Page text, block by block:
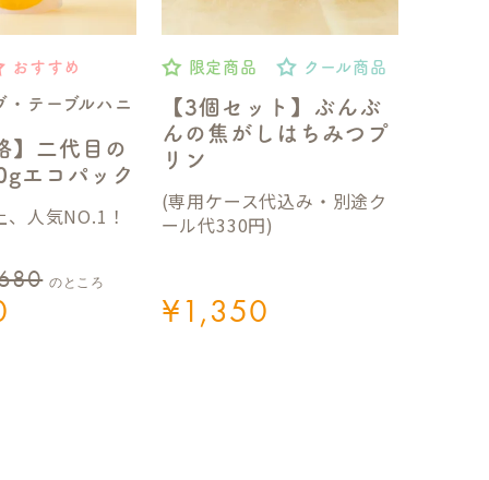
おすすめ
・テーブルハニ
】二代目の
エコパック
人気NO.1！
のところ
限定商品 クール商品
【3個セット】ぶんぶ
んの焦がしはちみつプ
リン
(専用ケース代込み・別途ク
ール代330円)
¥1,350